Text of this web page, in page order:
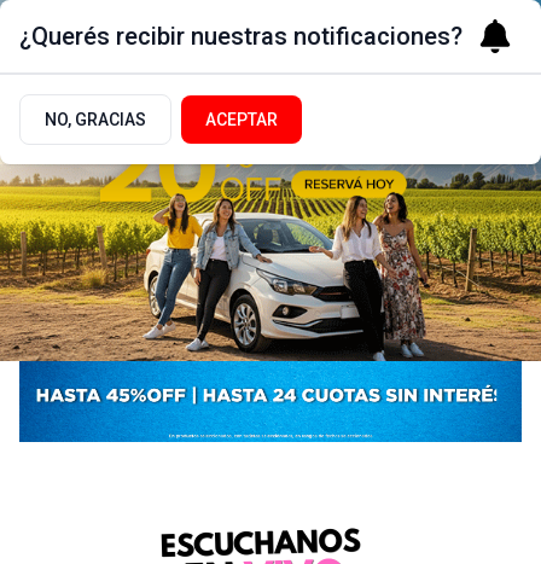
¿Querés recibir nuestras notificaciones?
NO, GRACIAS ACEPTAR